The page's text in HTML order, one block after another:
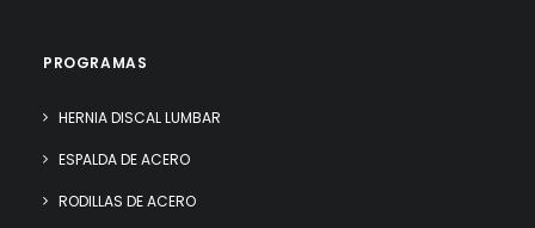
PROGRAMAS
HERNIA DISCAL LUMBAR
ESPALDA DE ACERO
RODILLAS DE ACERO